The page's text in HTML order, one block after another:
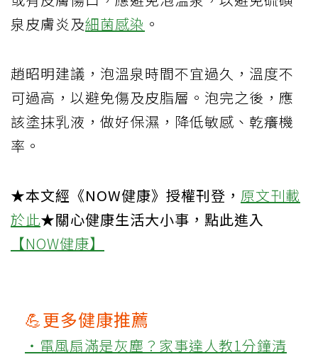
泉皮膚炎及細菌感染 。
趙昭明建議，泡溫泉時間不宜過久，溫度不
可過高，以避免傷及皮脂層。泡完之後，應
該塗抹乳液，做好保濕，降低敏感、乾癢機
率。
★本文經《NOW健康》授權刊登， 原文刊載
於此★關心健康生活大小事，點此進入
【NOW健康】
💪更多健康推薦
‧電風扇滿是灰塵？家事達人教1分鐘清